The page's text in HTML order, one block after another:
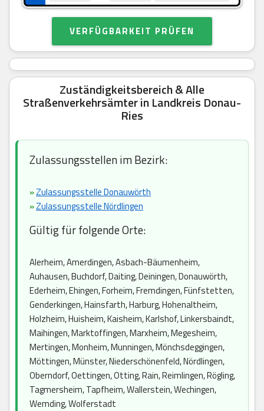
VERFÜGBARKEIT PRÜFEN
Zuständigkeitsbereich & Alle
Straßenverkehrsämter in Landkreis Donau-
Ries
Zulassungsstellen im Bezirk:
»Zulassungsstelle Donauwörth
»Zulassungsstelle Nördlingen
Gültig für folgende Orte:
Alerheim, Amerdingen, Asbach-Bäumenheim,
Auhausen, Buchdorf, Daiting, Deiningen, Donauwörth,
Ederheim, Ehingen, Forheim, Fremdingen, Fünfstetten,
Genderkingen, Hainsfarth, Harburg, Hohenaltheim,
Holzheim, Huisheim, Kaisheim, Karlshof, Linkersbaindt,
Maihingen, Marktoffingen, Marxheim, Megesheim,
Mertingen, Monheim, Munningen, Mönchsdeggingen,
Möttingen, Münster, Niederschönenfeld, Nördlingen,
Oberndorf, Oettingen, Otting, Rain, Reimlingen, Rögling,
Tagmersheim, Tapfheim, Wallerstein, Wechingen,
Wemding, Wolferstadt